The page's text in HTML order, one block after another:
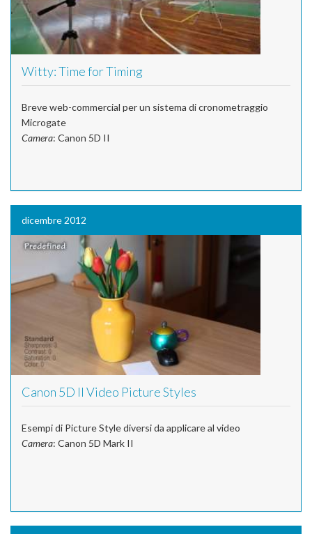
Witty: Time for Timing
Breve web-commercial per un sistema di cronometraggio
Microgate
Camera: Canon 5D II
dicembre 2012
Canon 5D II Video Picture Styles
Esempi di Picture Style diversi da applicare al video
Camera: Canon 5D Mark II